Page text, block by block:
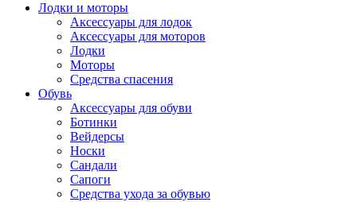
Лодки и моторы
Аксессуары для лодок
Аксессуары для моторов
Лодки
Моторы
Средства спасения
Обувь
Аксессуары для обуви
Ботинки
Вейдерсы
Носки
Сандали
Сапоги
Средства ухода за обувью